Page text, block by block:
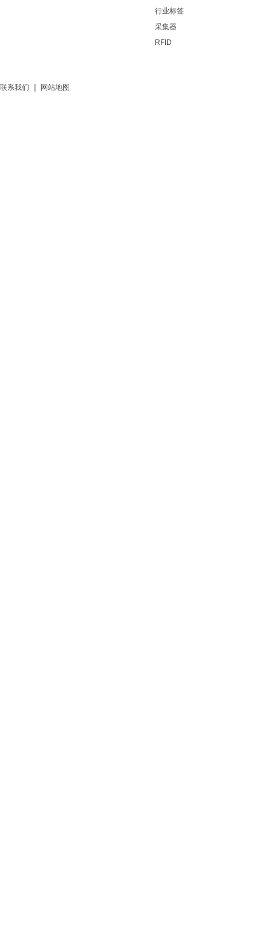
行业标签
采集器
RFID
联系我们 网站地图